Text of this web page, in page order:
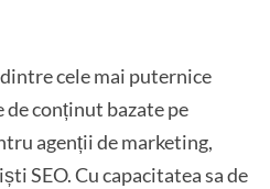
cele mai puternice
conținut bazate pe
agenții de marketing,
SEO. Cu capacitatea sa de